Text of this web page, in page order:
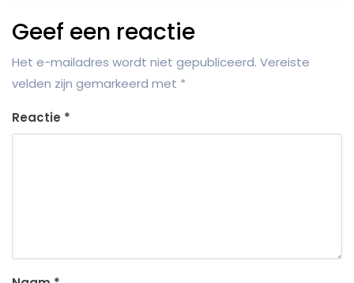
Geef een reactie
Het e-mailadres wordt niet gepubliceerd. Vereiste
velden zijn gemarkeerd met *
Reactie *